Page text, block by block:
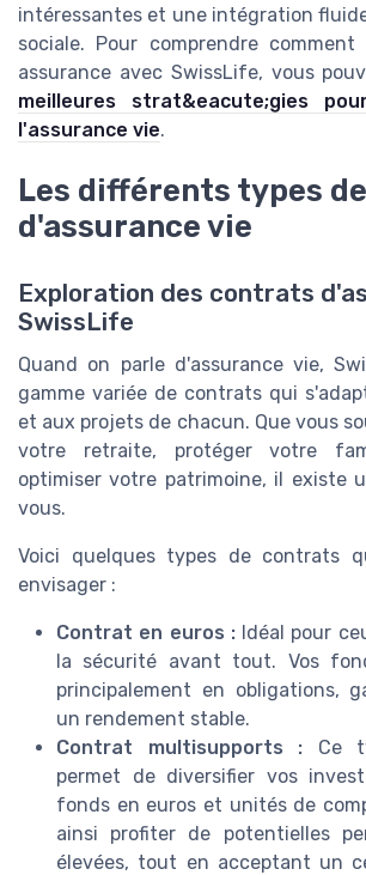
intéressantes et une intégration
sociale. Pour comprendre
assurance avec SwissLife, vous
meilleures strat&eacute;gies
l'assurance vie.
Les différents types
d'assurance vie
Exploration des contrats
SwissLife
Quand on parle d'assurance vie,
gamme variée de contrats qui
et aux projets de chacun. Que vous
votre retraite, protéger votre
optimiser votre patrimoine, il existe
vous.
Voici quelques types de contrats
envisager :
Contrat en euros :Idéal pour
la sécurité avant tout. Vos
principalement en obligations,
un rendement stable.
Contrat multisupports : Ce
permet de diversifier vos
fonds en euros et unités de
ainsi profiter de potentielles
élevées, tout en acceptant un